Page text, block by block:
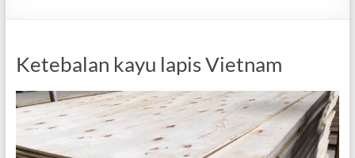
Ketebalan kayu lapis Vietnam